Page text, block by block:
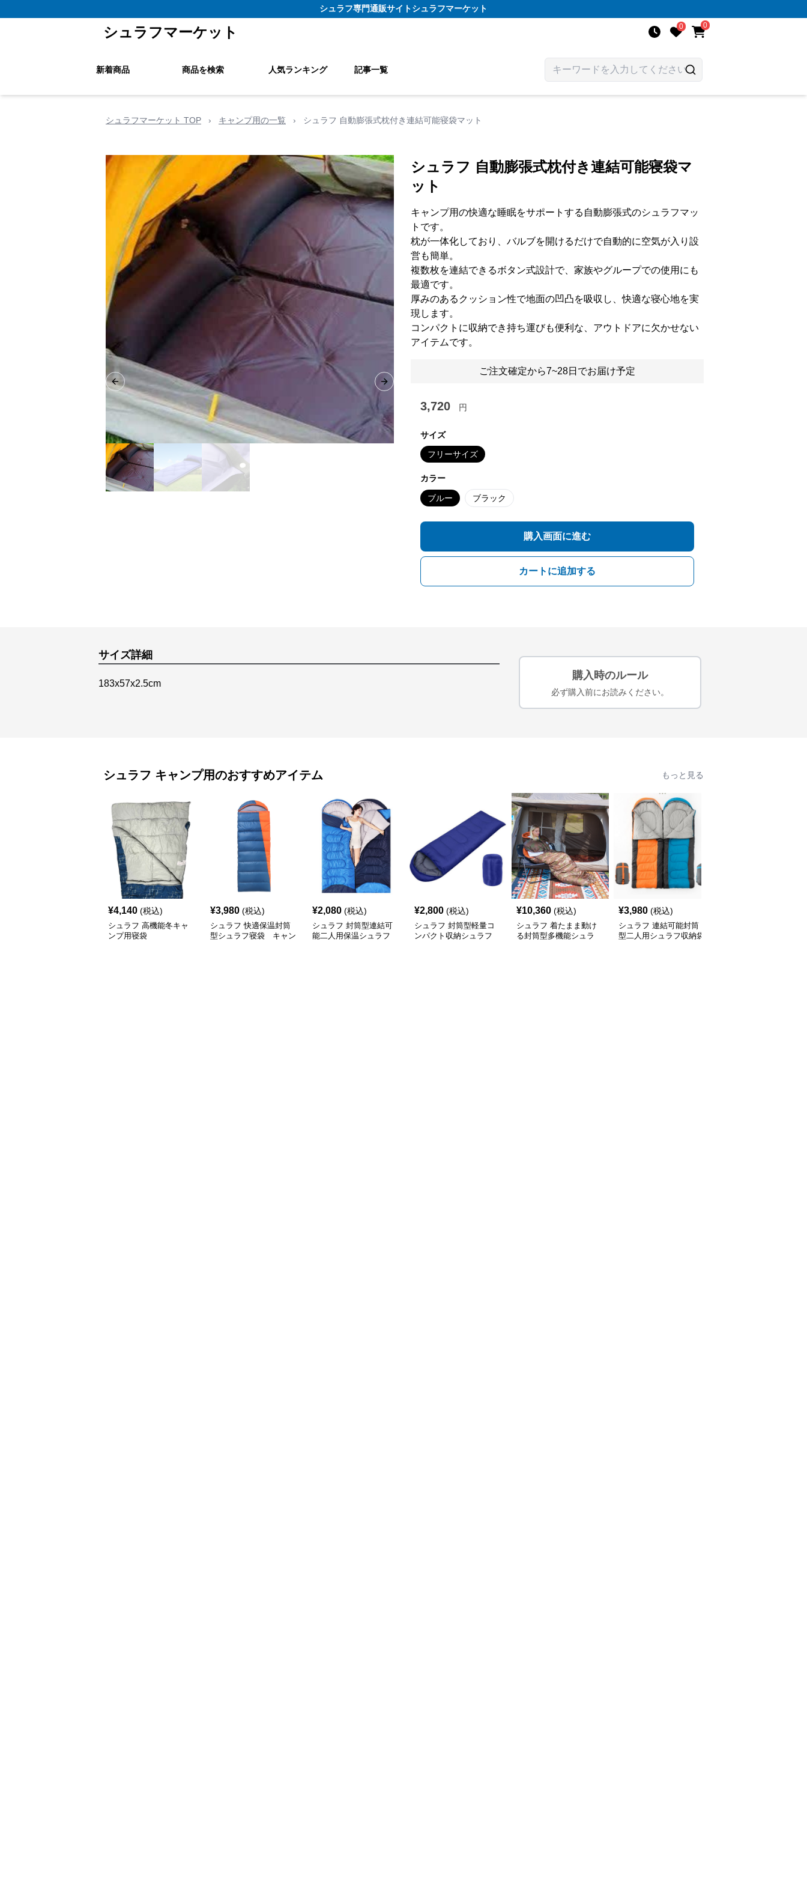
シュラフ専門通販サイトシュラフマーケット
シュラフマーケット 0 0
新着商品 商品を検索 人気ランキング 記事一覧
シュラフマーケット TOP › キャンプ用の一覧 › シュラフ 自動膨張式枕付き連結可能寝袋マット
Previous slide Next slide
シュラフ 自動膨張式枕付き連結可能寝袋マ
ット
キャンプ用の快適な睡眠をサポートする自動膨張式のシュラフマッ
トです。
枕が一体化しており、バルブを開けるだけで自動的に空気が入り設
営も簡単。
複数枚を連結できるボタン式設計で、家族やグループでの使用にも
最適です。
厚みのあるクッション性で地面の凹凸を吸収し、快適な寝心地を実
現します。
コンパクトに収納でき持ち運びも便利な、アウトドアに欠かせない
アイテムです。
ご注文確定から7~28日でお届け予定
3,720 円
サイズ
フリーサイズ
カラー
ブルー ブラック
購入画面に進む
カートに追加する
サイズ詳細
183x57x2.5cm
購入時のルール
必ず購入前にお読みください。
シュラフ キャンプ用のおすすめアイテム もっと見る
¥4,140 (税込)
シュラフ 高機能冬キャ
ンプ用寝袋
¥3,980 (税込)
シュラフ 快適保温封筒
型シュラフ寝袋 キャン
¥2,080 (税込)
シュラフ 封筒型連結可
能二人用保温シュラフ
¥2,800 (税込)
シュラフ 封筒型軽量コ
ンパクト収納シュラフ
¥10,360 (税込)
シュラフ 着たまま動け
る封筒型多機能シュラ
¥3,980 (税込)
シュラフ 連結可能封筒
型二人用シュラフ収納袋